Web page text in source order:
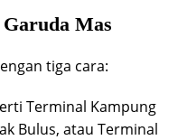
Mas
tiga cara:
Terminal Kampung
Bulus, atau Terminal